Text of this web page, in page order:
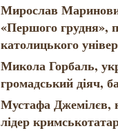
Мирослав
«Першого грудня»,
католицького
Микола Горбаль,
громадський діяч,
Мустафа Джемілєв,
лідер